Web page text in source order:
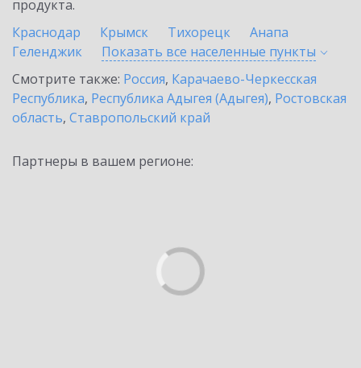
продукта.
Краснодар
Крымск Тихорецк
Анапа
Геленджик
Показать все населенные пункты
Смотрите также: Россия, Карачаево-Черкесская
Республика, Республика Адыгея (Адыгея), Ростовская
область, Ставропольский край
Партнеры в вашем регионе: